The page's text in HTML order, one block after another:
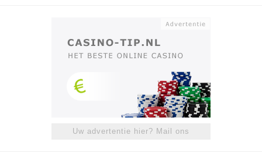
Uw advertentie hier? Mail ons